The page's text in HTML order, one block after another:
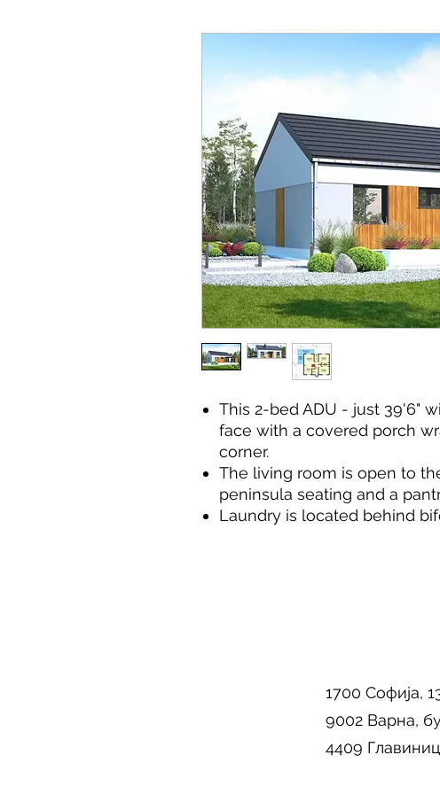
This 2-bed ADU - just 39'6"
face with a covered porch
corner.
The living room is open to
peninsula seating and a
Laundry is located behind
1700 Софија,
9002 Варна,
4409